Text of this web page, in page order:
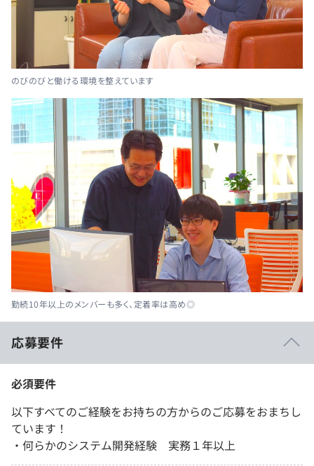
のびのびと働ける環境を整えています
勤続10年以上のメンバーも多く、定着率は高め◎
応募要件
必須要件
以下すべてのご経験をお持ちの方からのご応募をおまちし
ています！
・何らかのシステム開発経験 実務１年以上